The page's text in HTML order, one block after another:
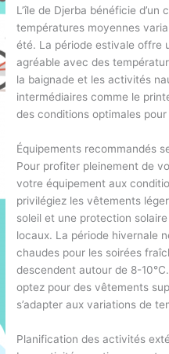
L’île de Djerba bénéficie
températures moyennes
été. La période estivale offre
agréable avec des
la baignade et les activités
intermédiaires comme le
des conditions optimales pour
Équipements recommandés
Pour profiter pleinement de
votre équipement aux
privilégiez les vêtements
soleil et une protection
locaux. La période hivernale
chaudes pour les soirées
descendent autour de 8-
optez pour des vêtements
s’adapter aux variations de
Planification des activités